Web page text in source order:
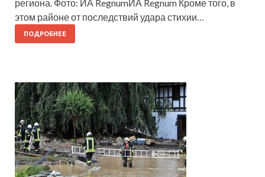
региона. Фото: ИА RegnumИА Regnum Кроме того, в
этом районе от последствий удара стихии…
ПОДРОБНЕЕ